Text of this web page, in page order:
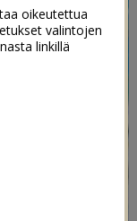
oikeutettua
valintojen
linkillä